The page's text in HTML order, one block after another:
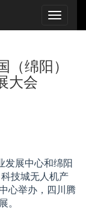
绵阳）
大会
发展中心和绵阳
技城无人机产
心举办，四川腾
。